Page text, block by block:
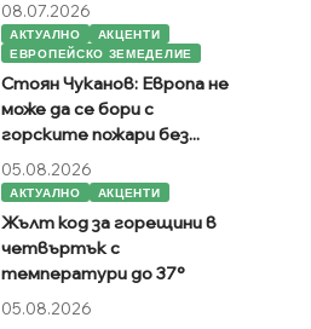
08.07.2026
АКТУАЛНО
АКЦЕНТИ
ЕВРОПЕЙСКО ЗЕМЕДЕЛИЕ
Стоян Чуканов: Европа не
може да се бори с
горските пожари без...
05.08.2026
АКТУАЛНО АКЦЕНТИ
Жълт код за горещини в
четвъртък с
температури до 37°
05.08.2026